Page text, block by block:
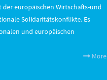
europäischen Wirtschafts-und
Solidaritätskonflikte. Es
und europäischen
More